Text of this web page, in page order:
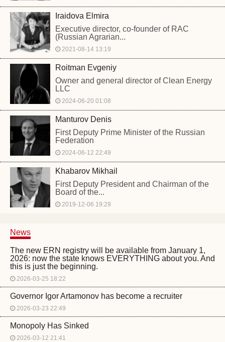
Iraidova Elmira
Executive director, co-founder of RAC
(Russian Agrarian...
2021-08-14 13:19
Roitman Evgeniy
Owner and general director of Clean Energy
LLC
2024-06-20 01:08
Manturov Denis
First Deputy Prime Minister of the Russian
Federation
2024-06-12 22:49
Khabarov Mikhail
First Deputy President and Chairman of the
Board of the...
2019-12-06 19:29
News
The new ERN registry will be available from January 1,
2026: now the state knows EVERYTHING about you. And
this is just the beginning.
2026-03-25 18:22
Governor Igor Artamonov has become a recruiter
2026-03-23 22:49
Monopoly Has Sinked
2026-03-12 21:41